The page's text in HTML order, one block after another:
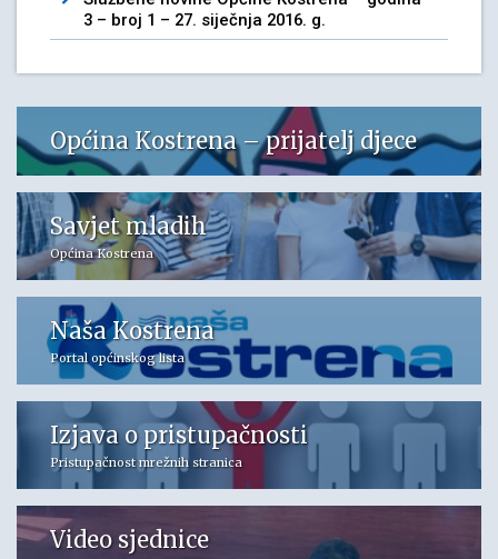
3 – broj 1 – 27. siječnja 2016. g.
Općina Kostrena – prijatelj djece
Savjet mladih
Općina Kostrena
Naša Kostrena
Portal općinskog lista
Izjava o pristupačnosti
Pristupačnost mrežnih stranica
Video sjednice